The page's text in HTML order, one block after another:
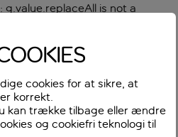
g.value.replaceAll is not a
cookies for at sikre, at
korrekt.
kan trække tilbage eller ændre
og cookiefri teknologi til